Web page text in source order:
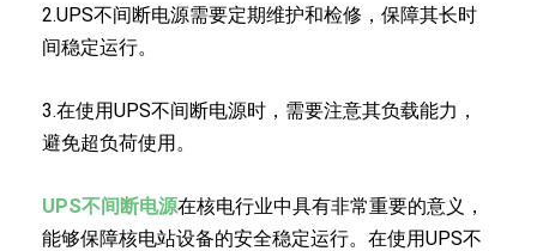
2.UPS不间断电源需要定期维护和检修，保障其长时
间稳定运行。
3.在使用UPS不间断电源时，需要注意其负载能力，
避免超负荷使用。
UPS不间断电源在核电行业中具有非常重要的意义，
能够保障核电站设备的安全稳定运行。在使用UPS不